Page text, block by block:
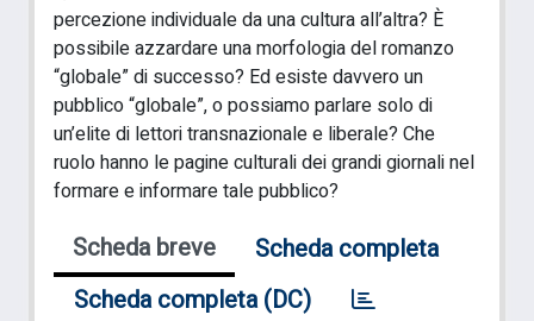
percezione individuale da una cultura all’altra? È
possibile azzardare una morfologia del romanzo
“globale” di successo? Ed esiste davvero un
pubblico “globale”, o possiamo parlare solo di
un’elite di lettori transnazionale e liberale? Che
ruolo hanno le pagine culturali dei grandi giornali nel
formare e informare tale pubblico?
Scheda breve
Scheda completa
Scheda completa (DC)